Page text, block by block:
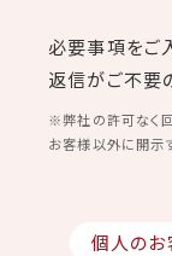
必要事項をご
返信がご不要
※弊社の許可なく
お客様以外に開示
個人のお